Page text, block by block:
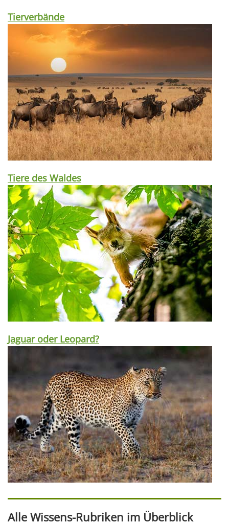
Tierverbände
Tiere des Waldes
Jaguar oder Leopard?
Alle Wissens-Rubriken im Überblick